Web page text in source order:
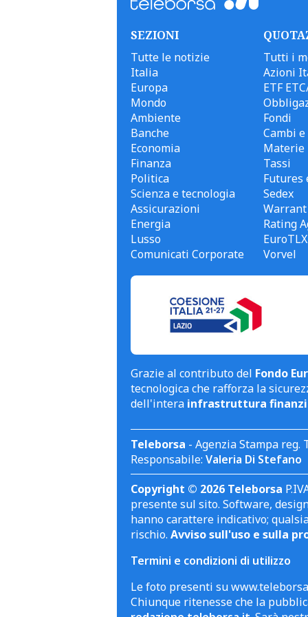
SEZIONI
Tutte le notizie
Italia
Europa
Mondo
Ambiente
Banche
Economia
Finanza
Politica
Scienza e tecnologia
Assicurazioni
Energia
Lusso
Comunicati Corporate
Tutti i
Azioni
ETF
Fondi
Cambi
Materie
Tassi
Futures
Sedex
Warrant
Rating
EuroTLX
Vorvel
Grazie al contributo del Fondo
tecnologica che rafforza la
dell'intera infrastruttura
Teleborsa - Agenzia Stampa
Responsabile: Valeria Di Stefano
Copyright © 2026 Teleborsa
presente sul sito. Software,
hanno carattere indicativo;
rischio. Avviso sull'uso e sulla
Termini e condizioni di utilizzo
Le foto presenti su
Chiunque ritenesse che la